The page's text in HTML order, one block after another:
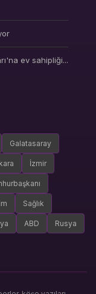
ev sahipliği...
Galatasaray
İzmir
Sağlık
ABD Rusya